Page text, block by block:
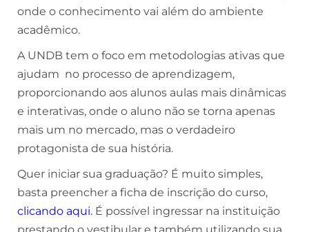
onde o conhecimento vai além do ambiente
acadêmico.
A UNDB tem o foco em metodologias ativas que
ajudam no processo de aprendizagem,
proporcionando aos alunos aulas mais dinâmicas
e interativas, onde o aluno não se torna apenas
mais um no mercado, mas o verdadeiro
protagonista de sua história.
Quer iniciar sua graduação? É muito simples,
basta preencher a ficha de inscrição do curso,
clicando aqui. É possível ingressar na instituição